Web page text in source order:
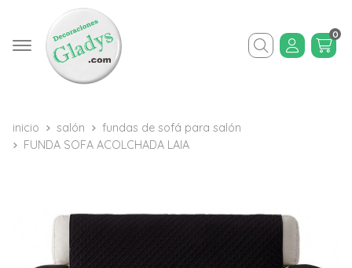
Buscar
0
inicio salón
fundas de sofá para salón
FUNDA SOFA ACOLCHADA LAIA